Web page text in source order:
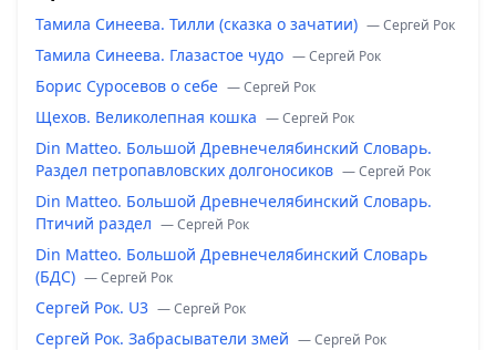
Тамила Синеева. Тилли (сказка о зачатии) — Сергей Рок
Тамила Синеева. Глазастое чудо — Сергей Рок
Борис Суросевов о себе — Сергей Рок
Щехов. Великолепная кошка — Сергей Рок
Din Matteo. Большой Древнечелябинский Словарь.
Раздел петропавловских долгоносиков — Сергей Рок
Din Matteo. Большой Древнечелябинский Словарь.
Птичий раздел — Сергей Рок
Din Matteo. Большой Древнечелябинский Словарь
(БДС) — Сергей Рок
Сергей Рок. U3 — Сергей Рок
Сергей Рок. Забрасыватели змей — Сергей Рок